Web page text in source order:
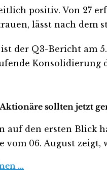
positiv. Von 27
lässt nach
der Q3-Bericht am
Konsolidierung
sollten jetzt
auf den ersten Blick
vom 06. August
…